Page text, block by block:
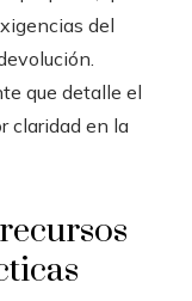
del
que detalle el
claridad en la